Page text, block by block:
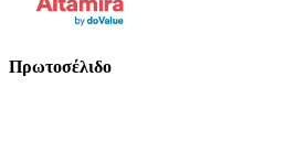
Πρωτοσέλιδο